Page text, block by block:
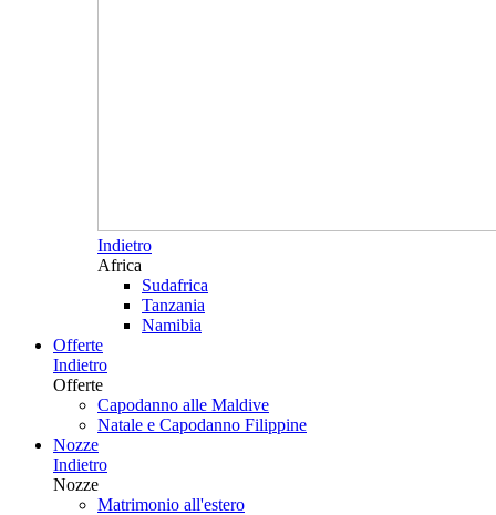
Indietro
Africa
Sudafrica
Tanzania
Namibia
Offerte
Indietro
Offerte
Capodanno alle Maldive
Natale e Capodanno Filippine
Nozze
Indietro
Nozze
Matrimonio all'estero